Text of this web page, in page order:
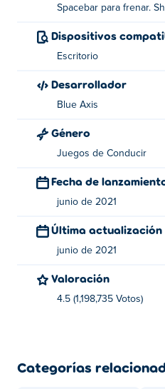
Drive - teclas WASD
Volar (o aterrizar) - F
Freno - barra espaciadora
Flying Car Simulator fue
Spacebar para frenar.
Dispositivos
Escritorio
Desarrollador
Blue Axis
Género
Juegos de Conducir
Fecha de
junio de 2021
Última actualización
junio de 2021
Valoración
4.5 (1,198,735 Votos)
Categorías